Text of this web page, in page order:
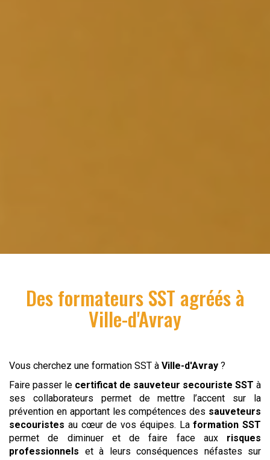
Des formateurs SST agréés à
Ville-d'Avray
Vous cherchez une formation SST à Ville-d'Avray ?
Faire passer le certificat de sauveteur secouriste SST à
ses collaborateurs permet de mettre l’accent sur la
prévention en apportant les compétences des sauveteurs
secouristes au cœur de vos équipes. Laformation SST
permet de diminuer et de faire face aux risques
professionnels et à leurs conséquences néfastes sur